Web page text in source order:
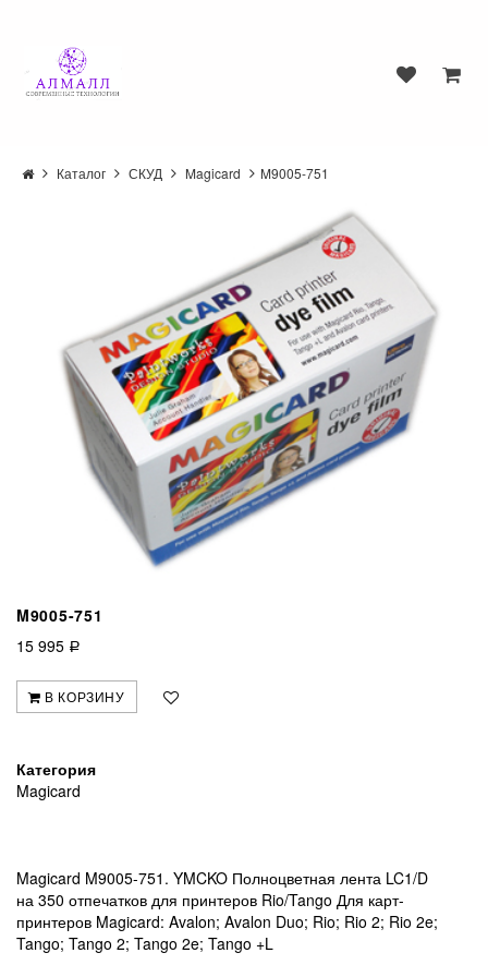
Каталог СКУД Magicard M9005-751
M9005-751
15 995 Р
В КОРЗИНУ
Категория
Magicard
Magicard M9005-751. YMCKO Полноцветная лента LC1/D
на 350 отпечатков для принтеров Rio/Tango Для карт-
принтеров Magicard: Avalon; Avalon Duo; Rio; Rio 2; Rio 2e;
Tango; Tango 2; Tango 2e; Tango +L